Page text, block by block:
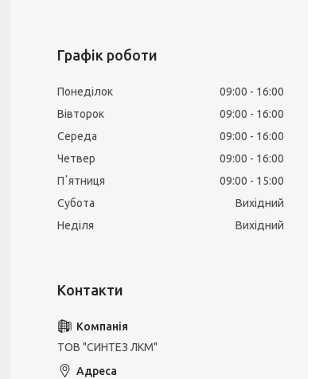
Графік роботи
Понеділок 09:00
16:00
Вівторок
09:00
16:00
Середа
09:00
16:00
Четвер
09:00
16:00
Пʼятниця
09:00
15:00
Субота
Вихідний
Неділя
Вихідний
ТОВ "СИНТЕЗ ЛКМ"